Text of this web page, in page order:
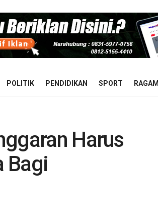
POLITIK PENDIDIKAN SPORT RAGAM
Harus
Bagi